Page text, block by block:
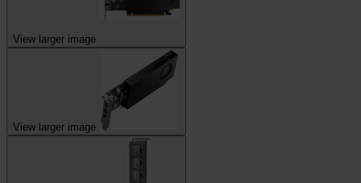
View larger image
View larger image